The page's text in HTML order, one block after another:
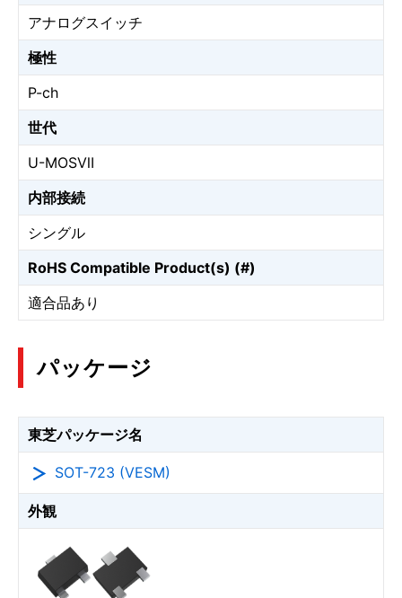
アナログスイッチ
極性
P-ch
世代
U-MOSⅦ
内部接続
シングル
RoHS Compatible Product(s) (#)
適合品あり
パッケージ
東芝パッケージ名
SOT-723 (VESM)
外観